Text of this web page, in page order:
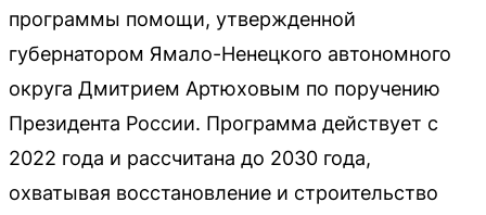
программы помощи, утвержденной
губернатором Ямало-Ненецкого автономного
округа Дмитрием Артюховым по поручению
Президента России. Программа действует с
2022 года и рассчитана до 2030 года,
охватывая восстановление и строительство